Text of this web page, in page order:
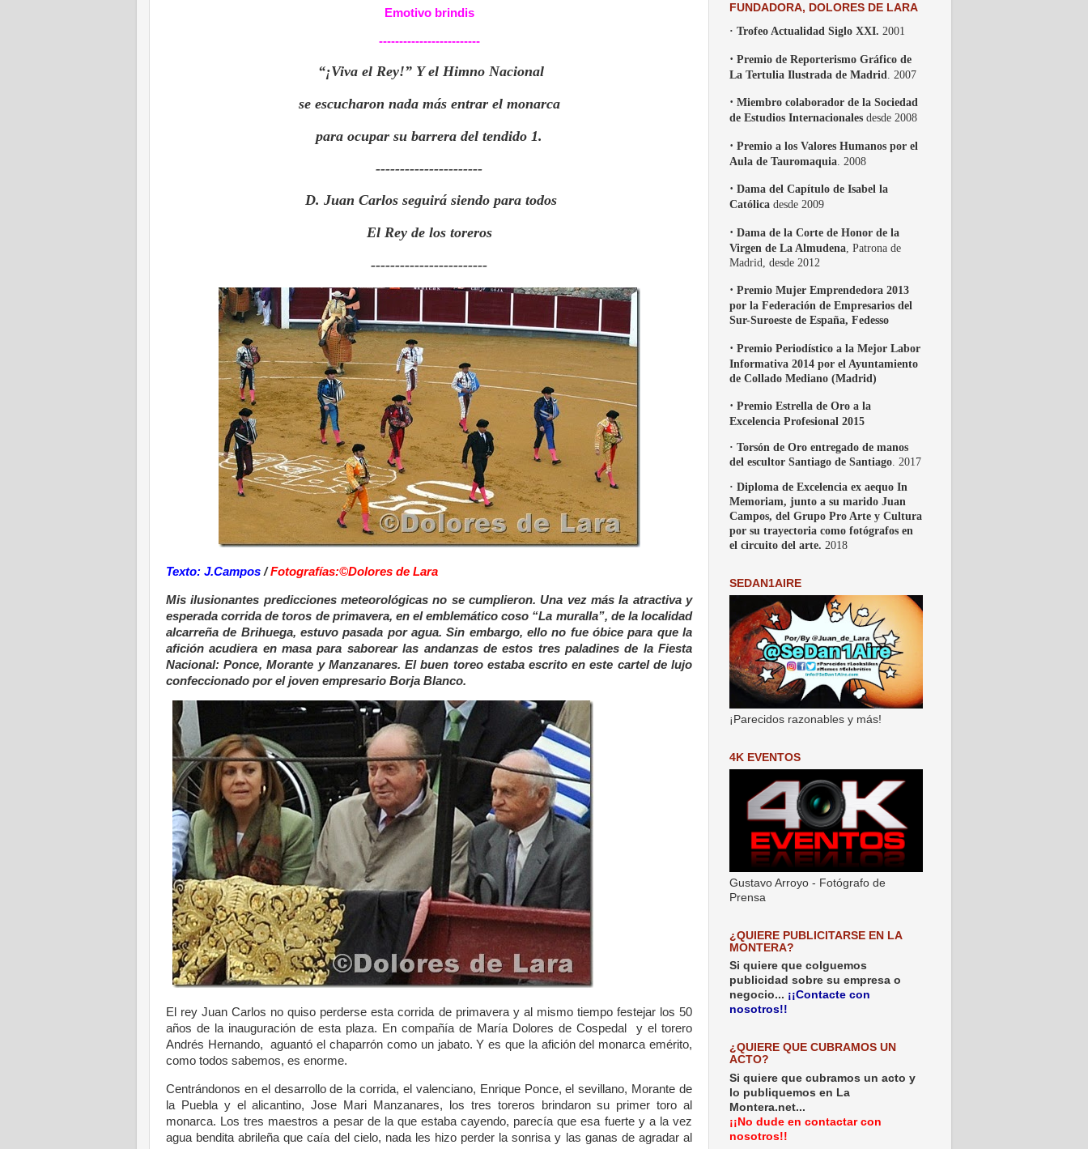
Emotivo brindis
-------------------------
“¡Viva el Rey!” Y el Himno Nacional
se escucharon nada más entrar el monarca
para ocupar su barrera del tendido 1.
----------------------
D. Juan Carlos seguirá siendo para todos
El Rey de los toreros
------------------------
Texto: J.Campos /Fotografías:©Dolores de Lara
Mis ilusionantes predicciones meteorológicas no se cumplieron. Una vez más la atractiva y
esperada corrida de toros de primavera, en el emblemático coso “La muralla”, de la localidad
alcarreña de Brihuega, estuvo pasada por agua. Sin embargo, ello no fue óbice para que la
afición acudiera en masa para saborear las andanzas de estos tres paladines de la Fiesta
Nacional: Ponce, Morante y Manzanares. El buen toreo estaba escrito en este cartel de lujo
confeccionado por el joven empresario Borja Blanco.
El rey Juan Carlos no quiso perderse esta corrida de primavera y al mismo tiempo festejar los 50
años de la inauguración de esta plaza. En compañía de María Dolores de Cospedal y el torero
Andrés Hernando, aguantó el chaparrón como un jabato. Y es que la afición del monarca emérito,
como todos sabemos, es enorme.
Centrándonos en el desarrollo de la corrida, el valenciano, Enrique Ponce, el sevillano, Morante de
la Puebla y el alicantino, Jose Mari Manzanares, los tres toreros brindaron su primer toro al
monarca. Los tres maestros a pesar de la que estaba cayendo, parecía que esa fuerte y a la vez
agua bendita abrileña que caía del cielo, nada les hizo perder la sonrisa y las ganas de agradar al
FUNDADORA, DOLORES DE LARA
· Trofeo Actualidad Siglo XXI. 2001
· Premio de Reporterismo Gráfico de
La Tertulia Ilustrada de Madrid . 2007
· Miembro colaborador de la Sociedad
de Estudios Internacionales desde 2008
· Premio a los Valores Humanos por el
Aula de Tauromaquia . 2008
· Dama del Capítulo de Isabel la
Católica desde 2009
· Dama de la Corte de Honor de la
Virgen de La Almudena , Patrona de
Madrid, desde 2012
· Premio Mujer Emprendedora 2013
por la Federación de Empresarios del
Sur-Suroeste de España, Fedesso
· Premio Periodístico a la Mejor Labor
Informativa 2014 por el Ayuntamiento
de Collado Mediano (Madrid)
· Premio Estrella de Oro a la
Excelencia Profesional 2015
· Torsón de Oro entregado de manos
del escultor Santiago de Santiago . 2017
· Diploma de Excelencia ex aequo In
Memoriam, junto a su marido Juan
Campos, del Grupo Pro Arte y Cultura
por su trayectoria como fotógrafos en
el circuito del arte. 2018
SEDAN1AIRE
¡Parecidos razonables y más!
4K EVENTOS
Gustavo Arroyo - Fotógrafo de
Prensa
¿QUIERE PUBLICITARSE EN LA
MONTERA?
Si quiere que colguemos
publicidad sobre su empresa o
negocio... ¡¡Contacte con
nosotros!!
¿QUIERE QUE CUBRAMOS UN
ACTO?
Si quiere que cubramos un acto y
lo publiquemos en La
Montera.net...
¡¡No dude en contactar con
nosotros!!